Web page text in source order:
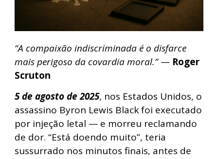
“A compaixão indiscriminada é o disfarce
mais perigoso da covardia moral.”— Roger
Scruton
5 de agosto de 2025, nos Estados Unidos, o
assassino Byron Lewis Black foi executado
por injeção letal — e morreu reclamando
de dor. “Está doendo muito”, teria
sussurrado nos minutos finais, antes de